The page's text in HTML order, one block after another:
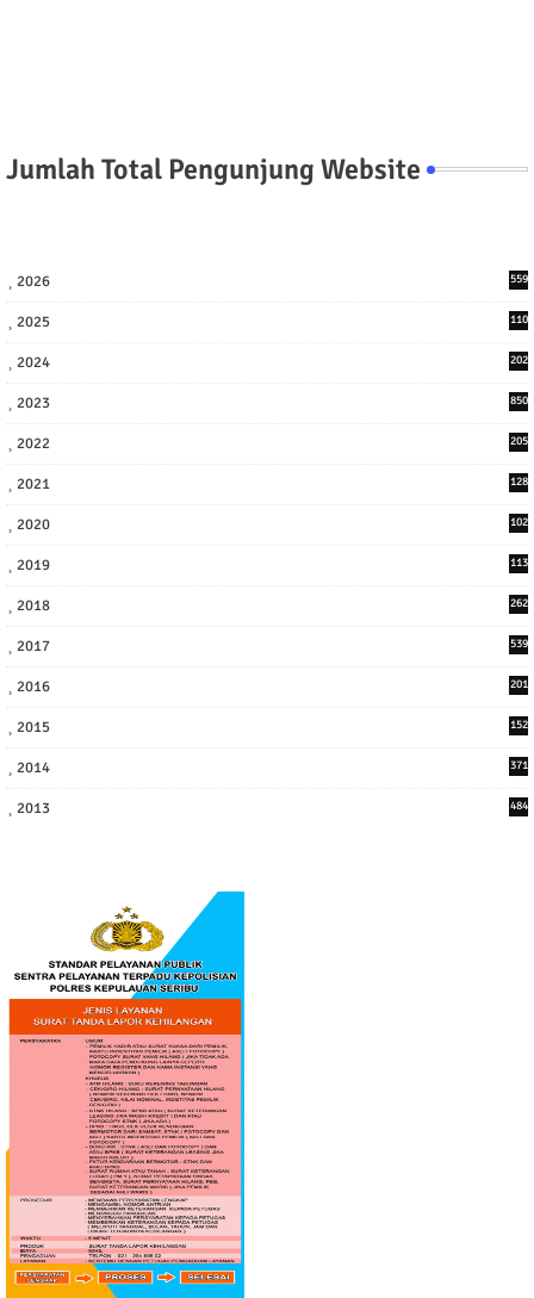
Jumlah Total Pengunjung Website
2026 559
2025
110
2024
202
2023 850
2022
205
2021
128
2020
102
2019
113
2018
262
2017
539
2016
201
2015 152
2014 371
2013 484